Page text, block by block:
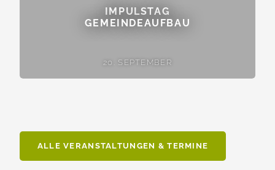
IMPULSTAG
GEMEINDEAUFBAU
20. SEPTEMBER
ALLE VERANSTALTUNGEN & TERMINE